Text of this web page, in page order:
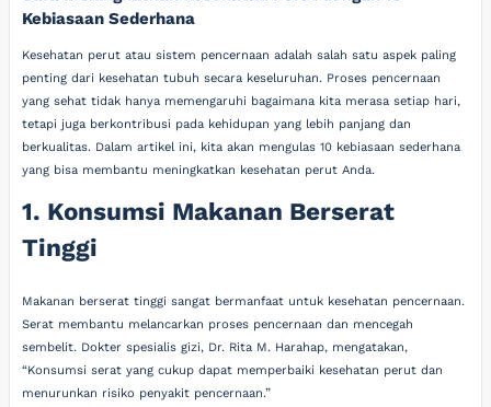
Kebiasaan Sederhana
Kesehatan perut atau sistem pencernaan adalah salah satu aspek paling
penting dari kesehatan tubuh secara keseluruhan. Proses pencernaan
yang sehat tidak hanya memengaruhi bagaimana kita merasa setiap hari,
tetapi juga berkontribusi pada kehidupan yang lebih panjang dan
berkualitas. Dalam artikel ini, kita akan mengulas 10 kebiasaan sederhana
yang bisa membantu meningkatkan kesehatan perut Anda.
1. Konsumsi Makanan Berserat
Tinggi
Makanan berserat tinggi sangat bermanfaat untuk kesehatan pencernaan.
Serat membantu melancarkan proses pencernaan dan mencegah
sembelit. Dokter spesialis gizi, Dr. Rita M. Harahap, mengatakan,
“Konsumsi serat yang cukup dapat memperbaiki kesehatan perut dan
menurunkan risiko penyakit pencernaan.”